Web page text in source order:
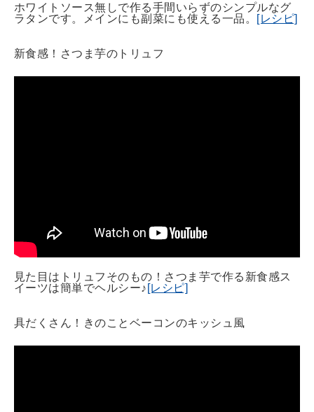
ホワイトソース無しで作る手間いらずのシンプルなグ
ラタンです。メインにも副菜にも使える一品。
[レシピ]
新食感！さつま芋のトリュフ
見た目はトリュフそのもの！さつま芋で作る新食感ス
イーツは簡単でヘルシー♪ [レシピ]
具だくさん！きのことベーコンのキッシュ風